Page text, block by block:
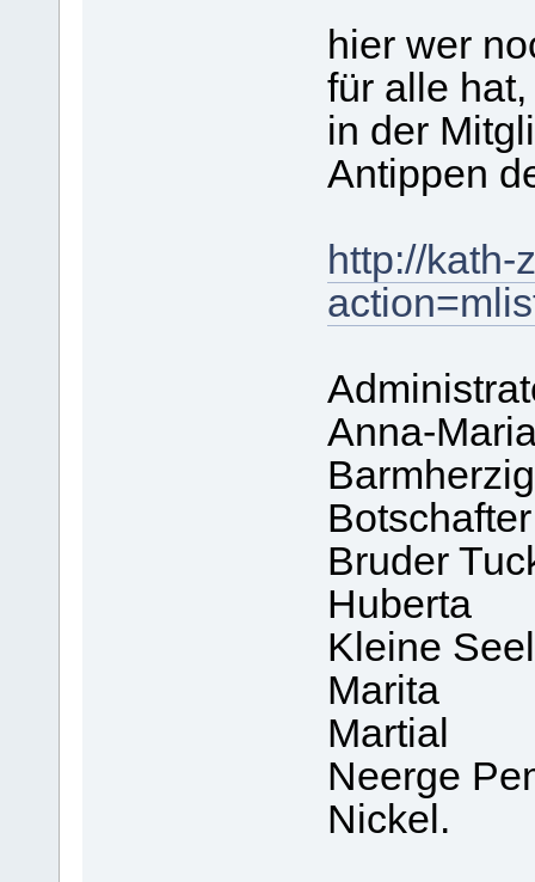
hier wer
für alle hat,
in der
Antippen
http://kath-
Anna-
Botschafter
Bruder
Huberta
Kleine
Marita
Martial
Neerge
Nickel.